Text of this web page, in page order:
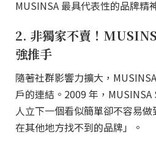
MUSINSA 最具代表性的品牌精
2. 非獨家不賣！
強推手
隨著社群影響力擴大，
戶的連結。2009 年，
人立下一個看似簡單卻不容易
在其他地方找不到的品牌」。